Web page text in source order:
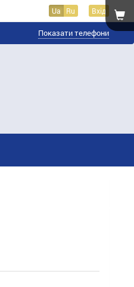
Ua Ru Вхід
Показати телефони